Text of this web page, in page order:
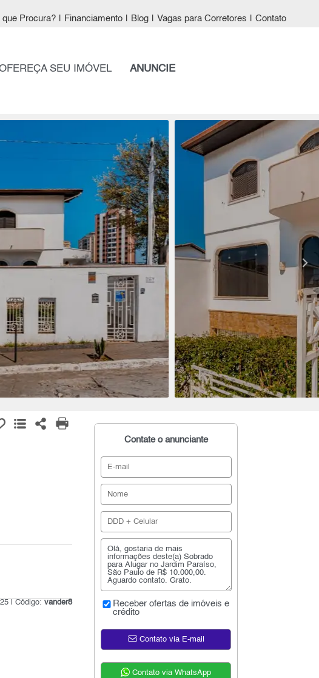
que Procura? Financiamento Blog Vagas para Corretores Contato
SEU IMÓVEL ANUNCIE
| Código:vander8
Contate o anunciante
Receber ofertas de imóveis e
crédito
Contato via E-mail
Contato via WhatsApp